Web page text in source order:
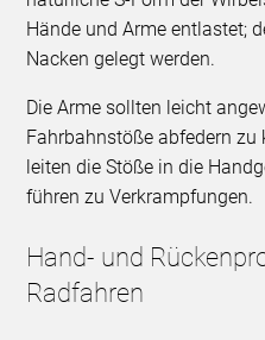
Hände und Arme entlastet;
Nacken gelegt werden.
Die Arme sollten leicht
Fahrbahnstöße abfedern zu
leiten die Stöße in die
führen zu Verkrampfungen.
Hand- und
Radfahren